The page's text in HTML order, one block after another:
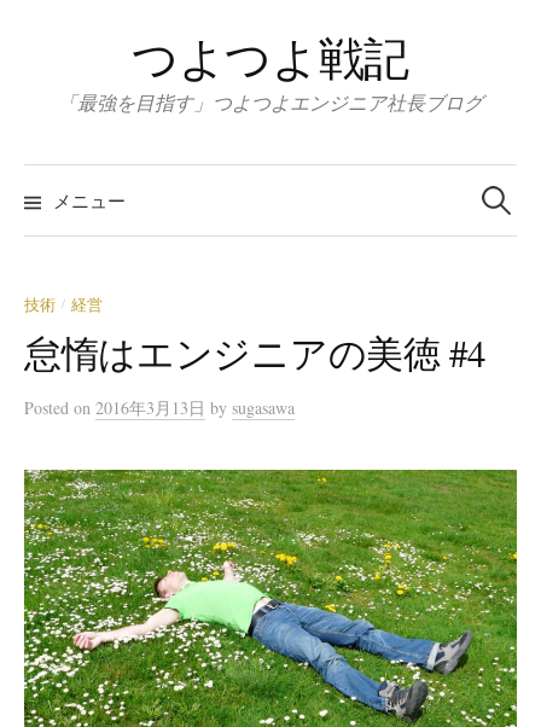
ス
キ
プ
つよつよ戦記
「最強を目指す」つよつよエンジニア社長ブログ
メニュー
検
索:
技術 / 経営
怠惰はエンジニアの美徳 #4
Posted on 2016年3月13日 by sugasawa